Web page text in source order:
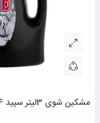
مشکین شوی 3لیتر سپید 6261101158104